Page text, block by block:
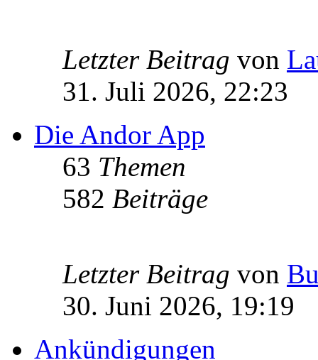
Letzter Beitrag von
31. Juli 2026, 22:23
Die Andor App
63 Themen
582 Beiträge
Letzter Beitrag von
30. Juni 2026, 19:19
Ankündigungen